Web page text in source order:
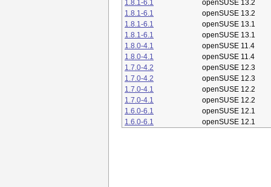
1.8.1-6.1
openSUSE 13.2
1.8.1-6.1
openSUSE 13.2
1.8.1-6.1
openSUSE 13.1
1.8.1-6.1
openSUSE 13.1
1.8.0-4.1
openSUSE 11.4
1.8.0-4.1
openSUSE 11.4
1.7.0-4.2
openSUSE 12.3
1.7.0-4.2
openSUSE 12.3
1.7.0-4.1
openSUSE 12.2
1.7.0-4.1
openSUSE 12.2
1.6.0-6.1
openSUSE 12.1
1.6.0-6.1
openSUSE 12.1